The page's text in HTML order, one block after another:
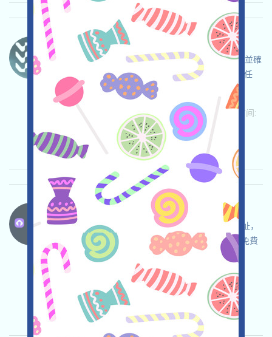
Surf-Waitlist 语言：
Surf正在進行Waitlist活動，打开活动页面，自負並確
保使用安全，使用X登入，獲得99pts，完成各项任
务，邀请获得更多！
Twitter Mail 邀请
收录时间:
2025/07/09
重要程度:★★☆2.7 查阅详情
Uponly-UP 语言：
Uponly正在空投，打开活动页面，登記EMAIL地址，
自行確保並自負安全，鏈接SOL錢包，完成各项免費
任务，邀请获得更多！
需申请 Telegram Twitter
Mail
Ingstagram
邀请
收录时间: 2025/07/09
重要程度:
★★☆